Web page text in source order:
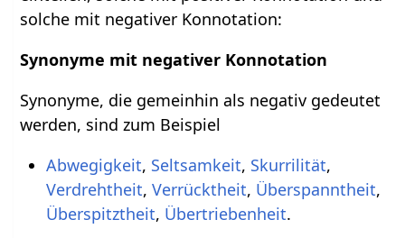
solche mit negativer Konnotation:
Synonyme mit negativer Konnotation
Synonyme, die gemeinhin als negativ gedeutet
werden, sind zum Beispiel
Abwegigkeit, Seltsamkeit, Skurrilität,
Verdrehtheit, Verrücktheit, Überspanntheit,
Überspitztheit, Übertriebenheit.